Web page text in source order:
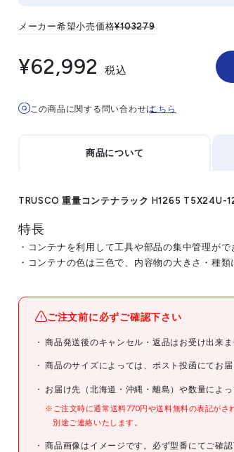
メーカー希望小売価格¥103279
¥62,992 税込
この商品に関する問い合わせはこちら
商品について
TRUSCO 重量コンテナラック H1265 T5X24U-
特長
・コンテナを利用して工具や部品の集中管理がで
・コンテナの色は三色で、内容物の大きさ・種
ブランド名 TRUSCO
商品名 TRUSCO 重量コンテ
型式 U-1260
ご注文前に必ずご確認下さい
商品発送後のキャンセル・返品はお受け出来ま
商品のサイズによっては、ポスト投函にてお届
お届け先（北海道・沖縄・離島）や数量によ
※ご注文時に通常送料770円や送料無料の表記がさ
別途ご連絡いたします。
商品画像はイメージです。必ず型番にてご確認